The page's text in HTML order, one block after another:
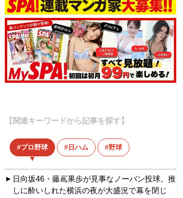
【関連キーワードから記事を探す】
プロ野球 日ハム 野球
日向坂46・藤嶌果歩が見事なノーバン投球。推
しに酔いしれた横浜の夜が大盛況で幕を閉じ